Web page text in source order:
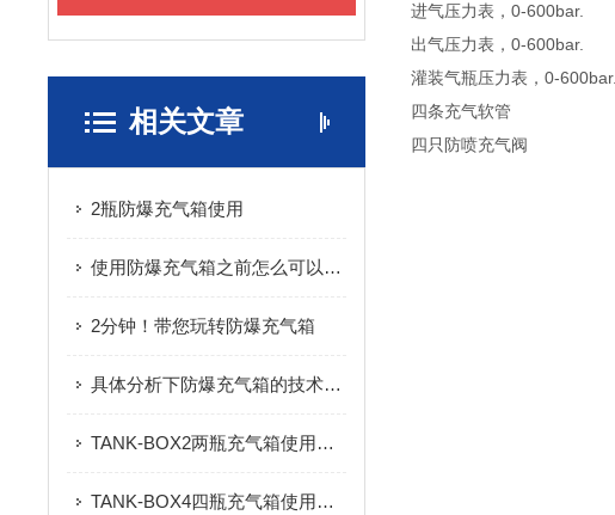
相关文章
2瓶防爆充气箱使用
使用防爆充气箱之前怎么可以不了解这些！
2分钟！带您玩转防爆充气箱
具体分析下防爆充气箱的技术原理
TANK-BOX2两瓶充气箱使用技巧使用操作简介
TANK-BOX4四瓶充气箱使用方法介绍奇妙
进气压力表，0-600bar.
出气压力表，0-600bar.
灌装气瓶压力表，0-600bar.
四条充气软管
四只防喷充气阀